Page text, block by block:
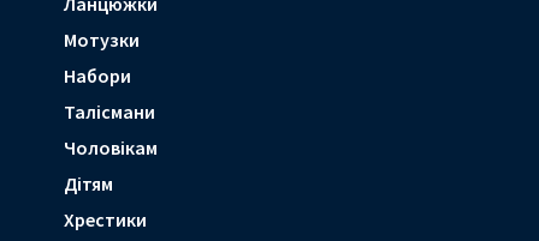
Мотузки
Набори
Талісмани
Чоловікам
Дітям
Хрестики